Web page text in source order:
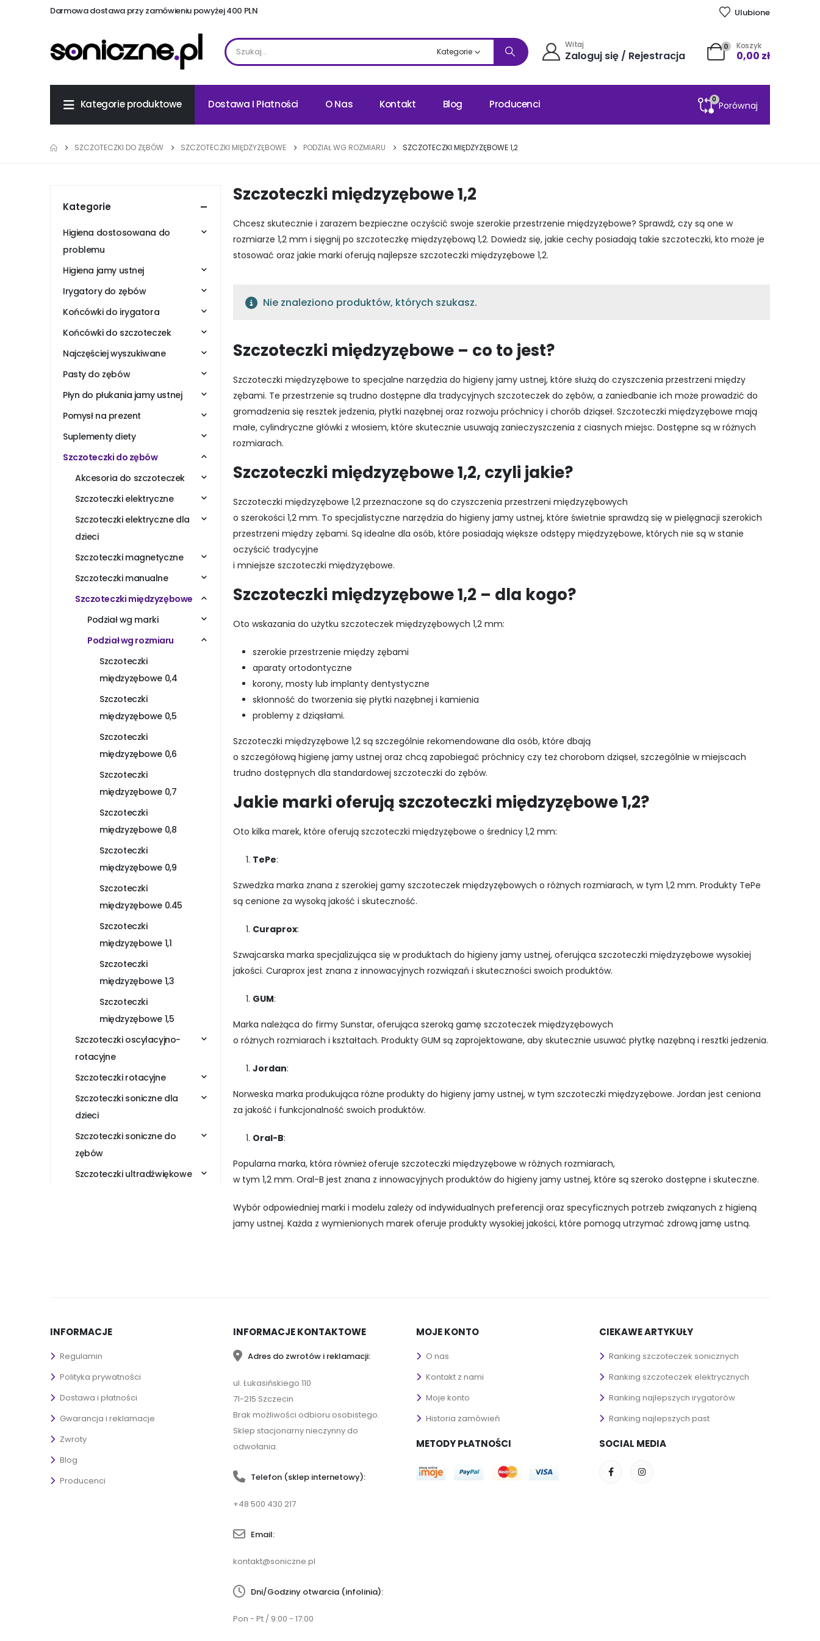
Darmowa dostawa przy zamówieniu powyżej 400 PLN Ulubione
Kategorie
Witaj
Zaloguj się / Rejestracja
0 Koszyk
0,00 zł
Kategorie produktowe Dostawa I Płatności O Nas Kontakt Blog Producenci 0
Porównaj
SZCZOTECZKI DO ZĘBÓW SZCZOTECZKI MIĘDZYZĘBOWE PODZIAŁ WG ROZMIARU SZCZOTECZKI MIĘDZYZĘBOWE 1,2
Szczoteczki międzyzębowe 1,2
Chcesz skutecznie i zarazem bezpieczne oczyścić swoje szerokie przestrzenie międzyzębowe? Sprawdź, czy są one w
rozmiarze 1,2 mm i sięgnij po szczoteczkę międzyzębową 1,2. Dowiedz się, jakie cechy posiadają takie szczoteczki, kto może je
stosować oraz jakie marki oferują najlepsze szczoteczki międzyzębowe 1,2.
Nie znaleziono produktów, których szukasz.
Szczoteczki międzyzębowe – co to jest?
Szczoteczki międzyzębowe to specjalne narzędzia do higieny jamy ustnej, które służą do czyszczenia przestrzeni między
zębami. Te przestrzenie są trudno dostępne dla tradycyjnych szczoteczek do zębów, a zaniedbanie ich może prowadzić do
gromadzenia się resztek jedzenia, płytki nazębnej oraz rozwoju próchnicy i chorób dziąseł. Szczoteczki międzyzębowe mają
małe, cylindryczne główki z włosiem, które skutecznie usuwają zanieczyszczenia z ciasnych miejsc. Dostępne są w różnych
rozmiarach.
Szczoteczki międzyzębowe 1,2, czyli jakie?
Szczoteczki międzyzębowe 1,2 przeznaczone są do czyszczenia przestrzeni międzyzębowych
o szerokości 1,2 mm. To specjalistyczne narzędzia do higieny jamy ustnej, które świetnie sprawdzą się w pielęgnacji szerokich
przestrzeni między zębami. Są idealne dla osób, które posiadają większe odstępy międzyzębowe, których nie są w stanie
oczyścić tradycyjne
i mniejsze szczoteczki międzyzębowe.
Szczoteczki międzyzębowe 1,2 – dla kogo?
Oto wskazania do użytku szczoteczek międzyzębowych 1,2 mm:
szerokie przestrzenie między zębami
aparaty ortodontyczne
korony, mosty lub implanty dentystyczne
skłonność do tworzenia się płytki nazębnej i kamienia
problemy z dziąsłami.
Szczoteczki międzyzębowe 1,2 są szczególnie rekomendowane dla osób, które dbają
o szczegółową higienę jamy ustnej oraz chcą zapobiegać próchnicy czy też chorobom dziąseł, szczególnie w miejscach
trudno dostępnych dla standardowej szczoteczki do zębów.
Jakie marki oferują szczoteczki międzyzębowe 1,2?
Oto kilka marek, które oferują szczoteczki międzyzębowe o średnicy 1,2 mm:
TePe:
Szwedzka marka znana z szerokiej gamy szczoteczek międzyzębowych o różnych rozmiarach, w tym 1,2 mm. Produkty TePe
są cenione za wysoką jakość i skuteczność.
Curaprox:
Szwajcarska marka specjalizująca się w produktach do higieny jamy ustnej, oferująca szczoteczki międzyzębowe wysokiej
jakości. Curaprox jest znana z innowacyjnych rozwiązań i skuteczności swoich produktów.
GUM:
Marka należąca do firmy Sunstar, oferująca szeroką gamę szczoteczek międzyzębowych
o różnych rozmiarach i kształtach. Produkty GUM są zaprojektowane, aby skutecznie usuwać płytkę nazębną i resztki jedzenia.
Jordan:
Norweska marka produkująca różne produkty do higieny jamy ustnej, w tym szczoteczki międzyzębowe. Jordan jest ceniona
za jakość i funkcjonalność swoich produktów.
Oral-B:
Popularna marka, która również oferuje szczoteczki międzyzębowe w różnych rozmiarach,
w tym 1,2 mm. Oral-B jest znana z innowacyjnych produktów do higieny jamy ustnej, które są szeroko dostępne i skuteczne.
Wybór odpowiedniej marki i modelu zależy od indywidualnych preferencji oraz specyficznych potrzeb związanych z higieną
jamy ustnej. Każda z wymienionych marek oferuje produkty wysokiej jakości, które pomogą utrzymać zdrową jamę ustną.
Kategorie
Higiena dostosowana do
problemu
Higiena jamy ustnej
Irygatory do zębów
Końcówki do irygatora
Końcówki do szczoteczek
Najczęściej wyszukiwane
Pasty do zębów
Płyn do płukania jamy ustnej
Pomysł na prezent
Suplementy diety
Szczoteczki do zębów
Akcesoria do szczoteczek
Szczoteczki elektryczne
Szczoteczki elektryczne dla
dzieci
Szczoteczki magnetyczne
Szczoteczki manualne
Szczoteczki międzyzębowe
Podział wg marki
Podział wg rozmiaru
Szczoteczki
międzyzębowe 0,4
Szczoteczki
międzyzębowe 0,5
Szczoteczki
międzyzębowe 0,6
Szczoteczki
międzyzębowe 0,7
Szczoteczki
międzyzębowe 0,8
Szczoteczki
międzyzębowe 0,9
Szczoteczki
międzyzębowe 0.45
Szczoteczki
międzyzębowe 1,1
Szczoteczki
międzyzębowe 1,3
Szczoteczki
międzyzębowe 1,5
Szczoteczki oscylacyjno-
rotacyjne
Szczoteczki rotacyjne
Szczoteczki soniczne dla
dzieci
Szczoteczki soniczne do
zębów
Szczoteczki ultradźwiękowe
INFORMACJE
Regulamin
Polityka prywatności
Dostawa i płatności
Gwarancja i reklamacje
Zwroty
Blog
Producenci
INFORMACJE KONTAKTOWE
Adres do zwrotów i reklamacji:
ul. Łukasińskiego 110
71-215 Szczecin
Brak możliwości odbioru osobistego.
Sklep stacjonarny nieczynny do
odwołania.
Telefon (sklep internetowy):
+48 500 430 217
Email:
kontakt@soniczne.pl
Dni/Godziny otwarcia (infolinia):
Pon - Pt / 9:00 - 17:00
MOJE KONTO
O nas
Kontakt z nami
Moje konto
Historia zamówień
METODY PŁATNOŚCI
CIEKAWE ARTYKUŁY
Ranking szczoteczek sonicznych
Ranking szczoteczek elektrycznych
Ranking najlepszych irygatorów
Ranking najlepszych past
SOCIAL MEDIA